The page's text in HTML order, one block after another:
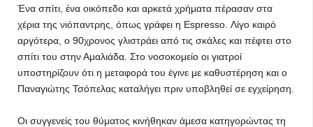
Ένα σπίτι, ένα οικόπεδο και αρκετά χρήματα πέρασαν στα
χέρια της νιόπαντρης, όπως γράφει η Espresso. Λίγο καιρό
αργότερα, ο 90χρονος γλιστράει από τις σκάλες και πέφτει στο
σπίτι του στην Αμαλιάδα. Στο νοσοκομείο οι γιατροί
υποστηρίζουν ότι η μεταφορά του έγινε με καθυστέρηση και ο
Παναγιώτης Τσόπελας καταλήγει πριν υποβληθεί σε εγχείρηση.
Οι συγγενείς του θύματος κινήθηκαν άμεσα κατηγορώντας τη